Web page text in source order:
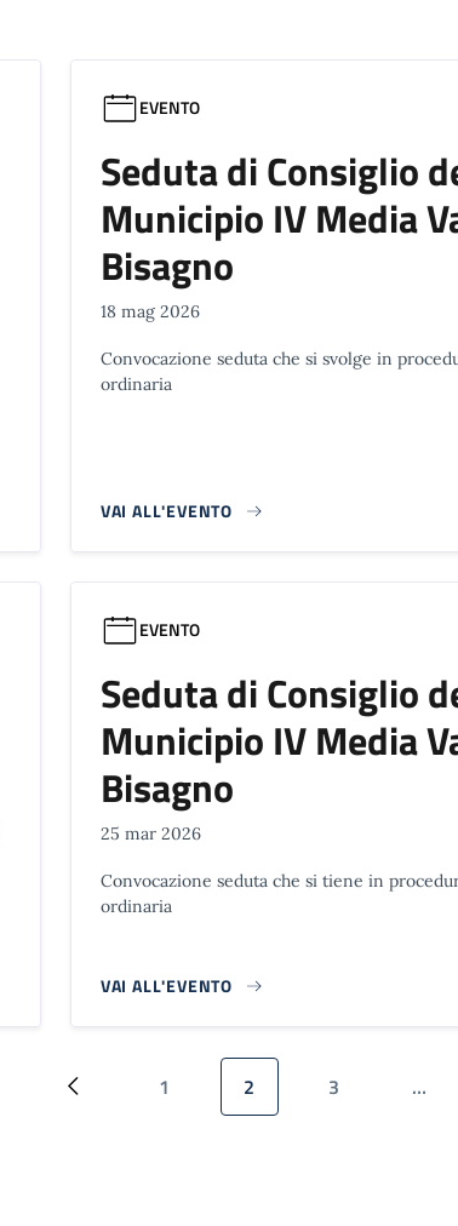
EVENTO
Seduta di Consiglio
Municipio IV Media
Bisagno
18 mag 2026
Convocazione seduta che si svolge in
ordinaria
VAI ALL'EVENTO
EVENTO
Seduta di Consiglio
Municipio IV Media
Bisagno
25 mar 2026
Convocazione seduta che si tiene in
ordinaria
VAI ALL'EVENTO
Pagina precedente
Pagina
1 Pagina attuale
2 Pagina
3 …